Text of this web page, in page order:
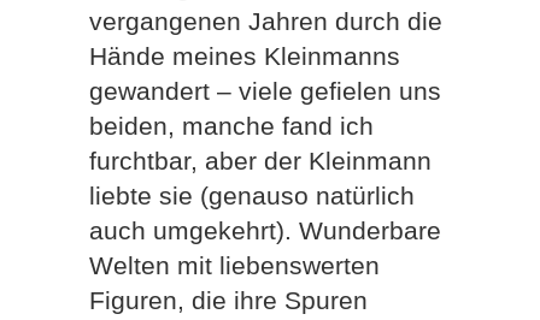
vergangenen Jahren durch die
Hände meines Kleinmanns
gewandert – viele gefielen uns
beiden, manche fand ich
furchtbar, aber der Kleinmann
liebte sie (genauso natürlich
auch umgekehrt). Wunderbare
Welten mit liebenswerten
Figuren, die ihre Spuren